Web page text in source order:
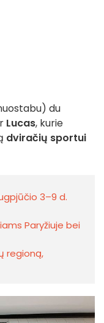
du
Lucas, kurie
dviračių sportui
3–9 d.
Paryžiuje bei
regioną,